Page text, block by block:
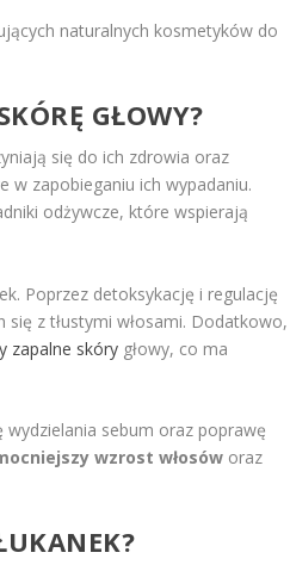
naturalnych kosmetyków do
GŁOWY?
się do ich zdrowia oraz
w zapobieganiu ich wypadaniu.
odżywcze, które wspierają
Poprzez detoksykację i regulację
z tłustymi włosami. Dodatkowo,
zapalne skóry głowy, co ma
sebum oraz poprawę
wzrost włosów oraz